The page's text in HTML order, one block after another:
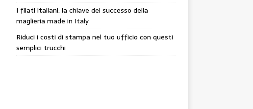
I filati italiani: la chiave del successo della
maglieria made in Italy
Riduci i costi di stampa nel tuo ufficio con questi
semplici trucchi